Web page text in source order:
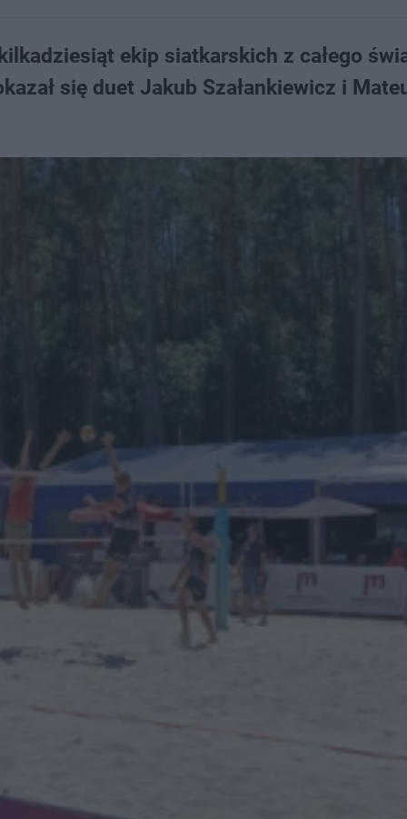
ekip siatkarskich z całego
się duet Jakub Szałankiewicz i